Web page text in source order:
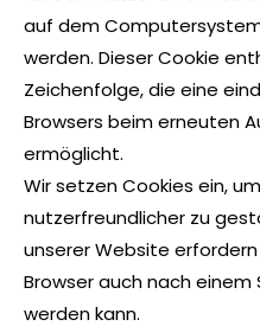
auf dem
werden. Dieser Cookie
Zeichenfolge, die eine
Browsers beim erneuten
ermöglicht.
Wir setzen Cookies ein,
nutzerfreundlicher zu
unserer Website
Browser auch nach
werden kann.